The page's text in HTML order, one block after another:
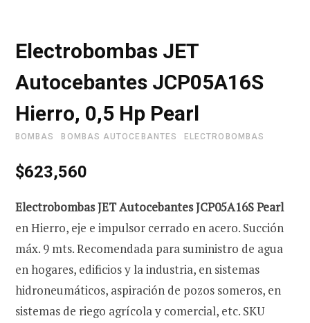
e
Electrobombas JET
Autocebantes JCP05A16S
Hierro, 0,5 Hp Pearl
BOMBAS BOMBAS AUTOCEBANTES ELECTROBOMBAS
$623,560
Electrobombas JET Autocebantes JCP05A16S Pearl
en Hierro, eje e impulsor cerrado en acero. Succión
máx. 9 mts. Recomendada para suministro de agua
en hogares, edificios y la industria, en sistemas
hidroneumáticos, aspiración de pozos someros, en
sistemas de riego agrícola y comercial, etc. SKU